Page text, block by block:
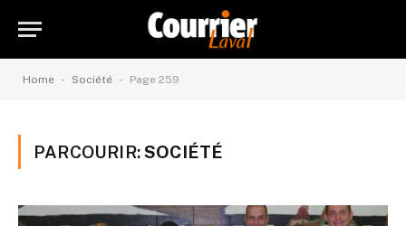
Home - Société - Page 259
PARCOURIR:SOCIÉTÉ